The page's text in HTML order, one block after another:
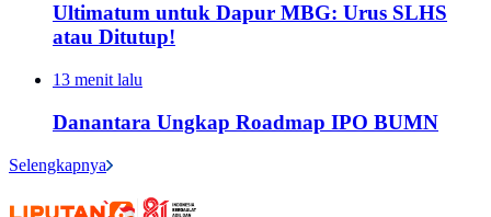
Ultimatum untuk Dapur MBG: Urus SLHS
atau Ditutup!
13 menit lalu
Danantara Ungkap Roadmap IPO BUMN
Selengkapnya